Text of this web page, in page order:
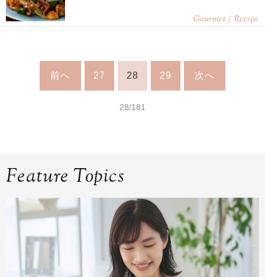
Gourmet / Recipe
前へ 27 28 29 次へ
28/181
Feature Topics